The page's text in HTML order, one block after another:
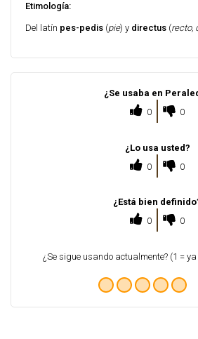
Etimología:
Del latín pes-pedis (pie) y directus (recto,
¿Se usaba en
0
0
¿Lo usa usted?
0
0
¿Está bien
0
0
¿Se sigue usando actualmente? (1 =